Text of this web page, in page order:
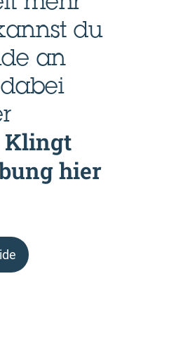
du
an
Klingt
hier